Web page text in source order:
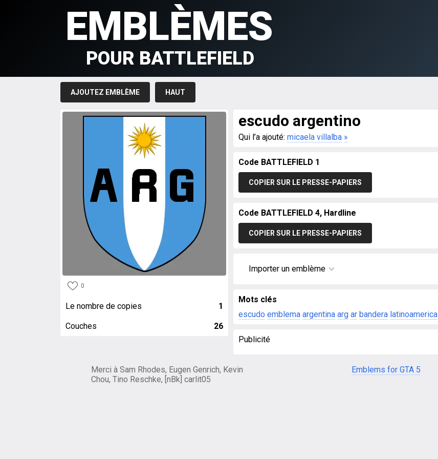
EMBLÈMES
POUR BATTLEFIELD
AJOUTEZ EMBLÈME HAUT
0
Le nombre de copies 1
Couches 26
escudo argentino
Qui l’a ajouté: micaela villalba »
Code BATTLEFIELD 1
COPIER SUR LE PRESSE-PAPIERS
Code BATTLEFIELD 4, Hardline
COPIER SUR LE PRESSE-PAPIERS
Importer un emblème
Mots clés
escudo emblema argentina arg ar bandera latinoamerica
Publicité
Merci à Sam Rhodes, Eugen Genrich, Kevin
Chou, Tino Reschke, [nBk] carlit05
Emblems for GTA 5